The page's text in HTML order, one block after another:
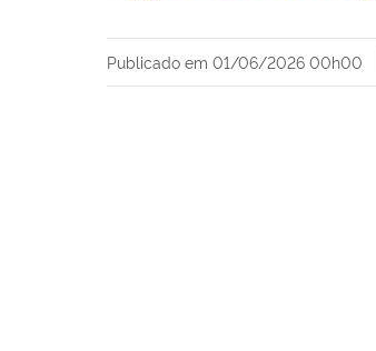
Publicado em 01/06/2026 00h00